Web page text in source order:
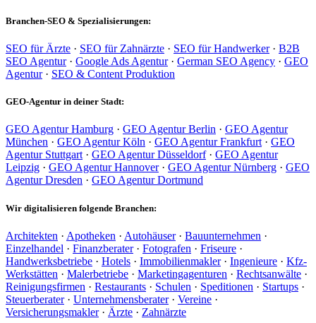
Branchen-SEO & Spezialisierungen:
SEO für Ärzte · SEO für Zahnärzte · SEO für Handwerker· B2B
SEO Agentur· Google Ads Agentur· German SEO Agency · GEO
Agentur· SEO & Content Produktion
GEO-Agentur in deiner Stadt:
GEO Agentur Hamburg · GEO Agentur Berlin · GEO Agentur
München · GEO Agentur Köln · GEO Agentur Frankfurt· GEO
Agentur Stuttgart· GEO Agentur Düsseldorf· GEO Agentur
Leipzig · GEO Agentur Hannover· GEO Agentur Nürnberg · GEO
Agentur Dresden · GEO Agentur Dortmund
Wir digitalisieren folgende Branchen:
Architekten · Apotheken · Autohäuser· Bauunternehmen ·
Einzelhandel · Finanzberater· Fotografen · Friseure ·
Handwerksbetriebe · Hotels · Immobilienmakler· Ingenieure · Kfz-
Werkstätten · Malerbetriebe · Marketingagenturen · Rechtsanwälte ·
Reinigungsfirmen · Restaurants · Schulen · Speditionen · Startups ·
Steuerberater· Unternehmensberater· Vereine ·
Versicherungsmakler· Ärzte · Zahnärzte